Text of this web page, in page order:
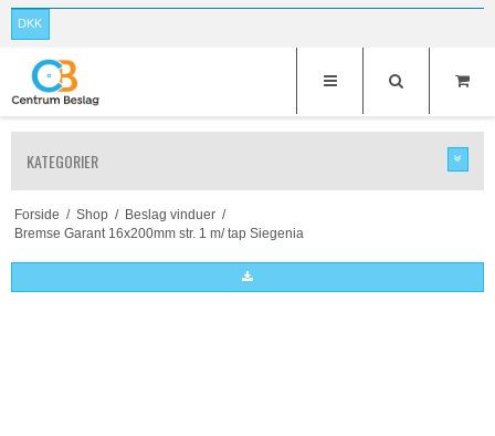
DKK
KATEGORIER
Forside / Shop / Beslag vinduer /
Bremse Garant 16x200mm str. 1 m/ tap Siegenia